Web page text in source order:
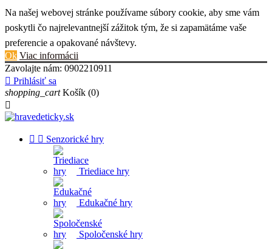
Na našej webovej stránke používame súbory cookie, aby sme vám
poskytli čo najrelevantnejší zážitok tým, že si zapamätáme vaše
preferencie a opakované návštevy.
Ok Viac informácii
Zavolajte nám: 0902210911
 Prihlásiť sa
shopping_cart Košík (0)

  Senzorické hry
Triediace hry
Edukačné hry
Spoločenské hry